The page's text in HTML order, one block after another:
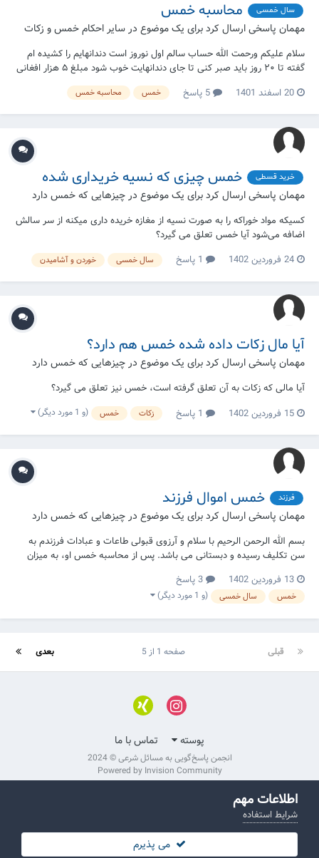
سال خمسی محاسبه خمس
مهمان پاسخی ارسال کرد برای یک موضوع در سایر احکام خمس و زکات
سلام علیکم ورحمت الله حساب سالم اول نوروز است دندانهایم را کشیده ام
گفته تا ۲۰ روز باید صبر کنی تا جای دندانهایت خوب شود مبلغ ۵ هزار افغانی
هزینه ان میشود این مبلغ از قبل برای تمیم دندانهایم تهیه کرده ام با این
صورت چند روز از سر سالم میگذرد به این مبلغ خمس تعلق میگیرد؟
20 اسفند 1401 خمس محاسبه خمس
خرید قسطی خمس چیزی که نسیه خریداری شده
مهمان پاسخی ارسال کرد برای یک موضوع درچیزهایی که خمس دارد
کسیکه مواد خوراکه را به صورت نسیه از مغازه خریده داری میکنه از سر سالش
اضافه می‌شود آیا خمس تعلق می گیرد؟
24 فروردین 1402
سال خمسی خوردن و آشامیدن
آیا مال زکات داده شده خمس هم دارد؟
مهمان پاسخی ارسال کرد برای یک موضوع در چیزهایی که خمس دارد
آیا مالی که زکات به آن تعلق گرفته است، خمس نیز تعلق می گیرد؟
15 فروردین 1402
زکات خمس (و 1 مورد دیگر)
فرزند خمس اموال فرزند
مهمان پاسخی ارسال کرد برای یک موضوع در چیزهایی که خمس دارد
بسم الله الرحمن الرحیم با سلام و آرزوی قبولی طاعات و عبادات فرزندم به
سن تکلیف رسیده و دبستانی می باشد. پس از محاسبه خمس او، به میزان
وکیل آقای سیستانی منتقل می کنم. آیا این کار درست است. اگر بخواهم
خمس فرزندم را از مال خودم پر...
13 فروردین 1402
خمس سال خمسی (و 1 مورد دیگر)
قبلی بعدی صفحه 1 از 5
پوسته تماس با ما
انجمن پاسخ‌گویی به مسائل شرعی © 2024
Powered by Invision Community
اطلاعات مهم
شرایط استفاده
می پذیرم